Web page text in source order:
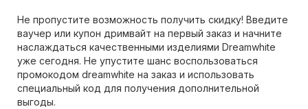
Не пропустите возможность получить скидку! Введите
ваучер или купон дримвайт на первый заказ и начните
наслаждаться качественными изделиями Dreamwhite
уже сегодня. Не упустите шанс воспользоваться
промокодом dreamwhite на заказ и использовать
специальный код для получения дополнительной
выгоды.